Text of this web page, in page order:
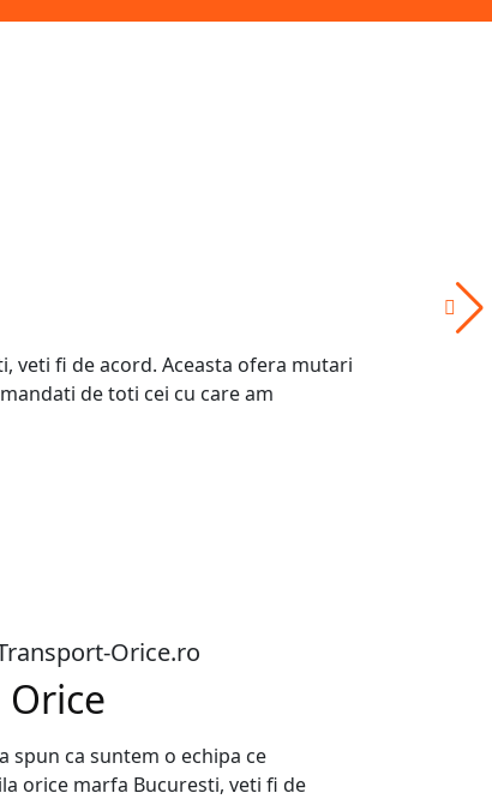
veti fi de acord. Aceasta ofera mutari
de toti cei cu care am
Orice.ro
spun ca suntem o echipa ce
orice marfa Bucuresti, veti fi de